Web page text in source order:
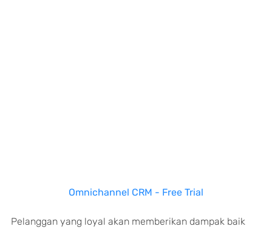
Omnichannel CRM - Free Trial
Pelanggan yang loyal akan memberikan dampak baik